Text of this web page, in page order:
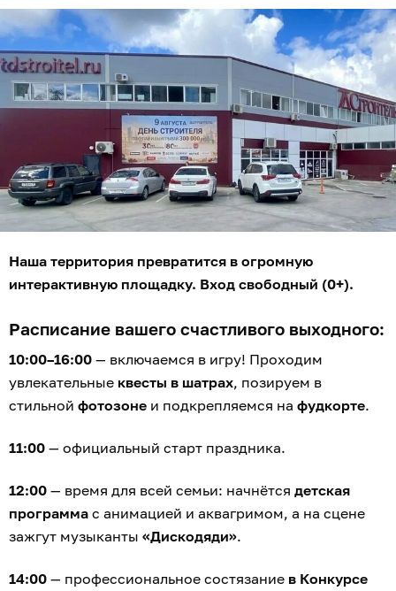
Наша территория превратится в огромную
интерактивную площадку. Вход свободный (0+).
Расписание вашего счастливого выходного:
10:00–16:00 — включаемся в игру! Проходим
увлекательные квесты в шатрах, позируем в
стильной фотозоне и подкрепляемся на фудкорте.
11:00 — официальный старт праздника.
12:00 — время для всей семьи: начнётся детская
программа с анимацией и аквагримом, а на сцене
зажгут музыканты «Дискодяди».
14:00 — профессиональное состязание в Конкурсе